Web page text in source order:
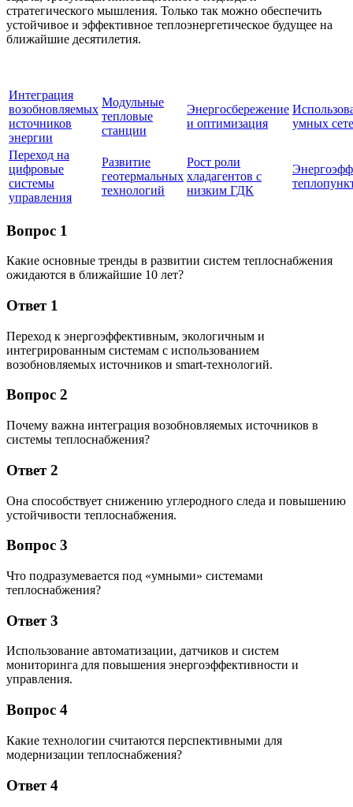
стратегического мышления. Только так можно обеспечить
устойчивое и эффективное теплоэнергетическое будущее на
ближайшие десятилетия.
Интеграция
возобновляемых
источников
энергии
Модульные
тепловые
станции
Энергосбережение
и оптимизация
умных
Переход на
цифровые
системы
управления
Развитие
геотермальных
технологий
Рост роли
хладагентов с
низким ГДК
Вопрос 1
Какие основные тренды в развитии систем теплоснабжения
ожидаются в ближайшие 10 лет?
Ответ 1
Переход к энергоэффективным, экологичным и
интегрированным системам с использованием
возобновляемых источников и smart-технологий.
Вопрос 2
Почему важна интеграция возобновляемых источников в
системы теплоснабжения?
Ответ 2
Она способствует снижению углеродного следа и повышению
устойчивости теплоснабжения.
Вопрос 3
Что подразумевается под «умными» системами
теплоснабжения?
Ответ 3
Использование автоматизации, датчиков и систем
мониторинга для повышения энергоэффективности и
управления.
Вопрос 4
Какие технологии считаются перспективными для
модернизации теплоснабжения?
Ответ 4